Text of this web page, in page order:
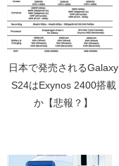
日本で発売されるGalaxy
S24はExynos 2400搭載
か【悲報？】